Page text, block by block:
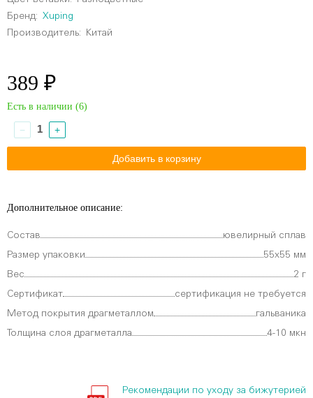
Бренд:
Xuping
Производитель: Китай
389 ₽
Есть в наличии (6)
− +
Дополнительное описание:
Состав ювелирный сплав
Размер упаковки 55х55 мм
Вес 2 г
Сертификат сертификация не требуется
Метод покрытия драгметаллом гальваника
Толщина слоя драгметалла 4-10 мкн
Рекомендации по уходу за бижутерией